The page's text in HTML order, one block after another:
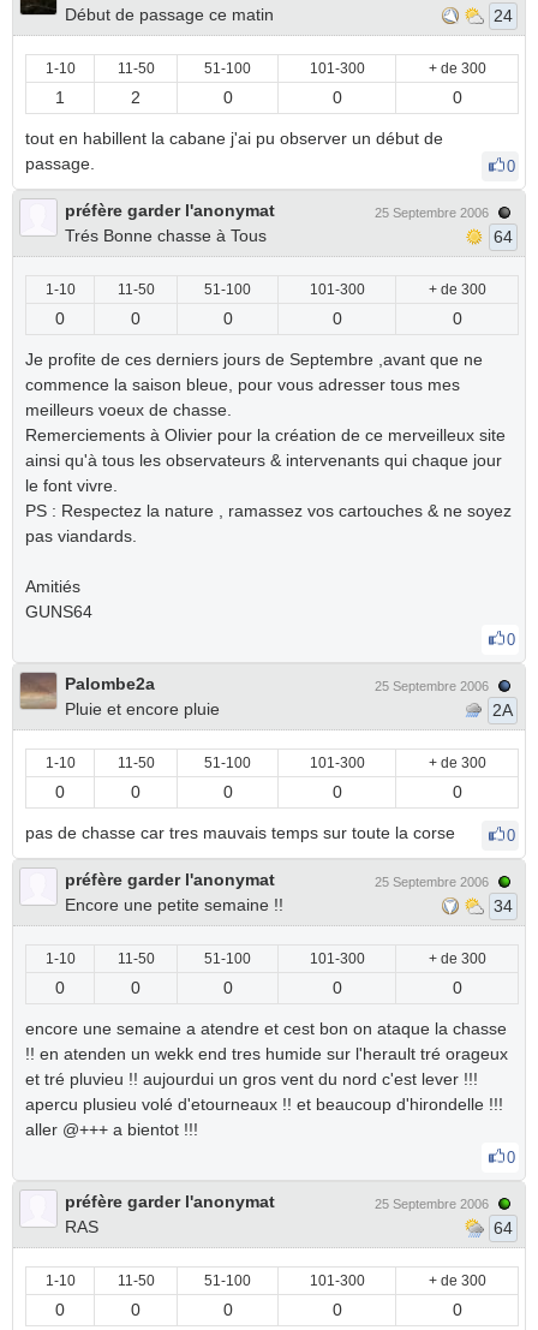
Début de passage ce matin
24
1-10 11-50 51-100 101-300 + de 300
1 2 0 0 0
tout en habillent la cabane j'ai pu observer un début de
passage.
0
préfère garder l'anonymat
Trés Bonne chasse à Tous
25 Septembre 2006
64
1-10 11-50 51-100 101-300 + de 300
0 0 0 0 0
Je profite de ces derniers jours de Septembre ,avant que ne
commence la saison bleue, pour vous adresser tous mes
meilleurs voeux de chasse.
Remerciements à Olivier pour la création de ce merveilleux site
ainsi qu'à tous les observateurs & intervenants qui chaque jour
le font vivre.
PS : Respectez la nature , ramassez vos cartouches & ne soyez
pas viandards.
Amitiés
GUNS64
0
Palombe2a
Pluie et encore pluie
25 Septembre 2006
2A
1-10 11-50 51-100 101-300 + de 300
0 0 0 0 0
pas de chasse car tres mauvais temps sur toute la corse 0
préfère garder l'anonymat
Encore une petite semaine !!
25 Septembre 2006
34
1-10 11-50 51-100 101-300 + de 300
0 0 0 0 0
encore une semaine a atendre et cest bon on ataque la chasse
!! en atenden un wekk end tres humide sur l'herault tré orageux
et tré pluvieu !! aujourdui un gros vent du nord c'est lever !!!
apercu plusieu volé d'etourneaux !! et beaucoup d'hirondelle !!!
aller @+++ a bientot !!!
0
préfère garder l'anonymat
RAS
25 Septembre 2006
64
1-10 11-50 51-100 101-300 + de 300
0 0 0 0 0